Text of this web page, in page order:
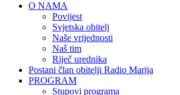
O NAMA
Povijest
Svjetska obitelj
Naše vrijednosti
Naš tim
Riječ urednika
Postani član obitelji Radio Marija
PROGRAM
Stupovi programa